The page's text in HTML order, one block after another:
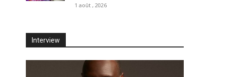
1 août , 2026
Interview